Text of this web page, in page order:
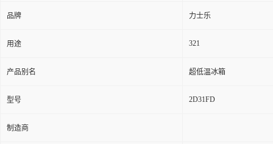
品牌 力士乐
用途 321
产品别名 超低温冰箱
型号 2D31FD
制造商